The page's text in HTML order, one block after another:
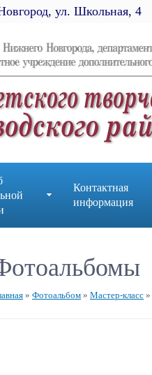
ул. Школьная, 4
Контактная
информация
» Фотоальбом » Мастер-класс »